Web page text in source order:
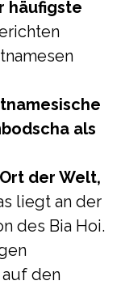
häufigste
als
der Welt,
liegt an der
des Bia Hoi.
den